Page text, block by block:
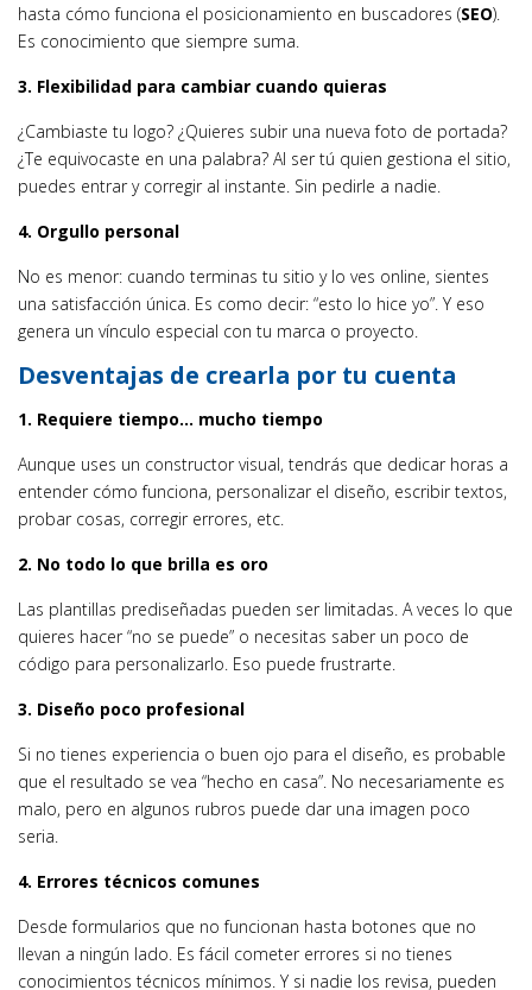
hasta cómo funciona el posicionamiento en buscadores (SEO).
Es conocimiento que siempre suma.
3. Flexibilidad para cambiar cuando quieras
¿Cambiaste tu logo? ¿Quieres subir una nueva foto de portada?
¿Te equivocaste en una palabra? Al ser tú quien gestiona el sitio,
puedes entrar y corregir al instante. Sin pedirle a nadie.
4. Orgullo personal
No es menor: cuando terminas tu sitio y lo ves online, sientes
una satisfacción única. Es como decir: “esto lo hice yo”. Y eso
genera un vínculo especial con tu marca o proyecto.
Desventajas de crearla por tu cuenta
1. Requiere tiempo… mucho tiempo
Aunque uses un constructor visual, tendrás que dedicar horas a
entender cómo funciona, personalizar el diseño, escribir textos,
probar cosas, corregir errores, etc.
2. No todo lo que brilla es oro
Las plantillas prediseñadas pueden ser limitadas. A veces lo que
quieres hacer “no se puede” o necesitas saber un poco de
código para personalizarlo. Eso puede frustrarte.
3. Diseño poco profesional
Si no tienes experiencia o buen ojo para el diseño, es probable
que el resultado se vea “hecho en casa”. No necesariamente es
malo, pero en algunos rubros puede dar una imagen poco
seria.
4. Errores técnicos comunes
Desde formularios que no funcionan hasta botones que no
llevan a ningún lado. Es fácil cometer errores si no tienes
conocimientos técnicos mínimos. Y si nadie los revisa, pueden